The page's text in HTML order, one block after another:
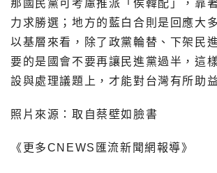
那國民黨可考慮推派「侯韓配」，靠
力求勝選；地方的藍白合則是回應大
以基層來看，除了政黨輪替、下架民
要的是國會不要再讓民進黨過半，這
設與處理議題上，才能對台灣有所助益
照片來源：取自蔡壁如臉書
《更多CNEWS 匯流新聞網報導》